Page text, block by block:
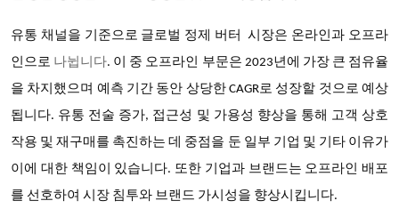
유통 채널을 기준으로 글로벌 정제 버터 시장은 온라인과 오프라
인으로 나뉩니다. 이 중 오프라인 부문은 2023년에 가장 큰 점유율
을 차지했으며 예측 기간 동안 상당한 CAGR로 성장할 것으로 예상
됩니다. 유통 전술 증가, 접근성 및 가용성 향상을 통해 고객 상호
작용 및 재구매를 촉진하는 데 중점을 둔 일부 기업 및 기타 이유가
이에 대한 책임이 있습니다. 또한 기업과 브랜드는 오프라인 배포
를 선호하여 시장 침투와 브랜드 가시성을 향상시킵니다.